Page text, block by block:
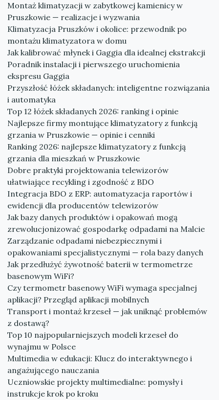
Montaż klimatyzacji w zabytkowej kamienicy w
Pruszkowie — realizacje i wyzwania
Klimatyzacja Pruszków i okolice: przewodnik po
montażu klimatyzatora w domu
Jak kalibrować młynek i Gaggia dla idealnej ekstrakcji
Poradnik instalacji i pierwszego uruchomienia
ekspresu Gaggia
Przyszłość łóżek składanych: inteligentne rozwiązania
i automatyka
Top 12 łóżek składanych 2026: ranking i opinie
Najlepsze firmy montujące klimatyzatory z funkcją
grzania w Pruszkowie — opinie i cenniki
Ranking 2026: najlepsze klimatyzatory z funkcją
grzania dla mieszkań w Pruszkowie
Dobre praktyki projektowania telewizorów
ułatwiające recykling i zgodność z BDO
Integracja BDO z ERP: automatyzacja raportów i
ewidencji dla producentów telewizorów
Jak bazy danych produktów i opakowań mogą
zrewolucjonizować gospodarkę odpadami na Malcie
Zarządzanie odpadami niebezpiecznymi i
opakowaniami specjalistycznymi — rola bazy danych
Jak przedłużyć żywotność baterii w termometrze
basenowym WiFi?
Czy termometr basenowy WiFi wymaga specjalnej
aplikacji? Przegląd aplikacji mobilnych
Transport i montaż krzeseł — jak uniknąć problemów
z dostawą?
Top 10 najpopularniejszych modeli krzeseł do
wynajmu w Polsce
Multimedia w edukacji: Klucz do interaktywnego i
angażującego nauczania
Uczniowskie projekty multimedialne: pomysły i
instrukcje krok po kroku